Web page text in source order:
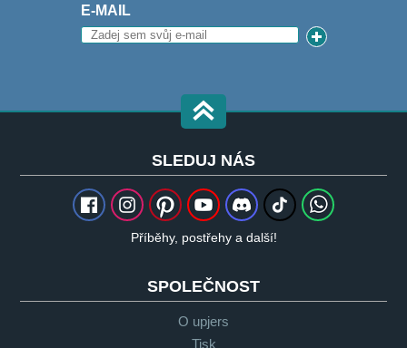
E-MAIL
SLEDUJ NÁS
Příběhy, postřehy a další!
SPOLEČNOST
O upjers
Tisk